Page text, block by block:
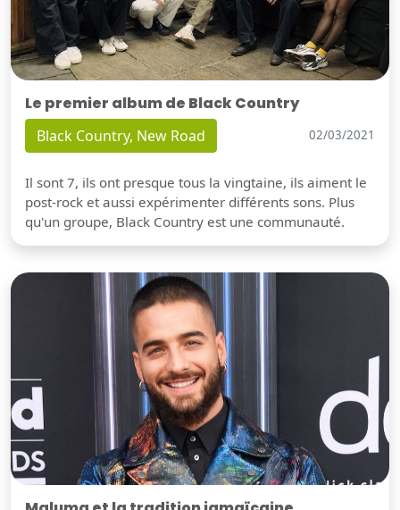
Le premier album de Black Country
Black Country, New Road 02/03/2021
Il sont 7, ils ont presque tous la vingtaine, ils aiment le
post-rock et aussi expérimenter différents sons. Plus
qu'un groupe, Black Country est une communauté.